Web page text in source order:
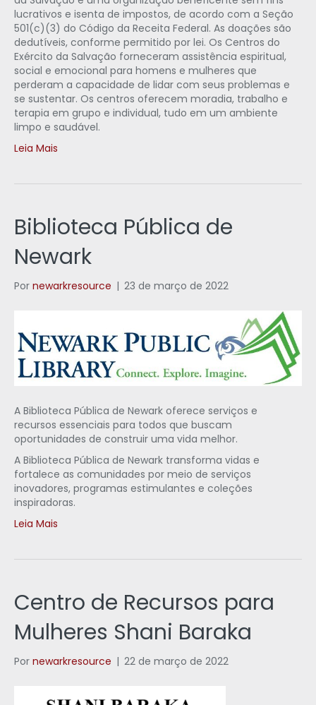
lucrativos e isenta de impostos, de acordo com a Seção
501(c)(3) do Código da Receita Federal. As doações são
dedutíveis, conforme permitido por lei. Os Centros do
Exército da Salvação forneceram assistência espiritual,
social e emocional para homens e mulheres que
perderam a capacidade de lidar com seus problemas e
se sustentar. Os centros oferecem moradia, trabalho e
terapia em grupo e individual, tudo em um ambiente
limpo e saudável.
Leia Mais
Biblioteca Pública de
Newark
Por newarkresource | 23 de março de 2022
A Biblioteca Pública de Newark oferece serviços e
recursos essenciais para todos que buscam
oportunidades de construir uma vida melhor.
A Biblioteca Pública de Newark transforma vidas e
fortalece as comunidades por meio de serviços
inovadores, programas estimulantes e coleções
inspiradoras.
Leia Mais
Centro de Recursos para
Mulheres Shani Baraka
Por newarkresource | 22 de março de 2022